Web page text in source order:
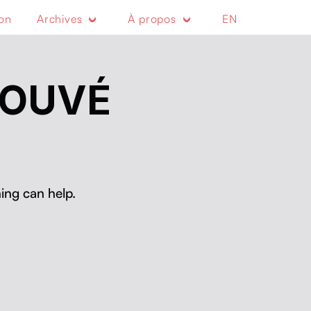
Archives À propos EN
can help.